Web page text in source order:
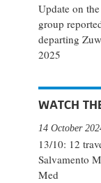
Update on
group
departing
2025
WATCH
13/10: 12
Salvamento
Med
14 October